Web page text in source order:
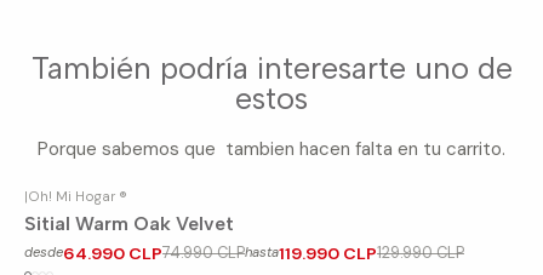
También podría interesarte uno de
estos
Porque sabemos que tambien hacen falta en tu carrito.
-13% OFF
|Oh! Mi Hogar ®
Sitial Warm Oak Velvet
desde64.990 CLP74.990 CLPhasta119.990 CLP129.990 CLP